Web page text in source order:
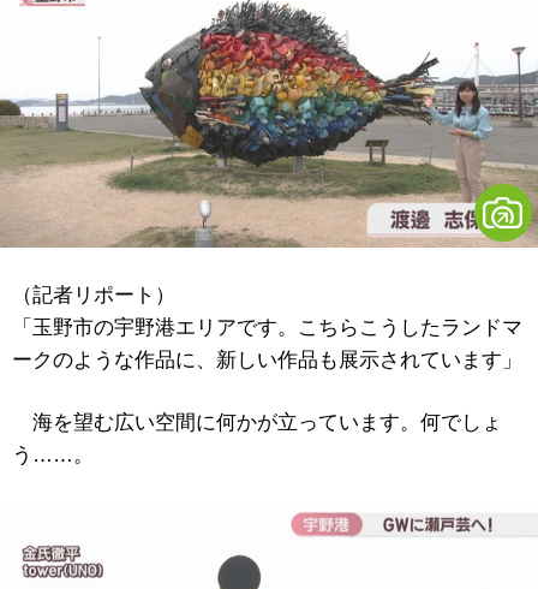
（記者リポート）
「玉野市の宇野港エリアです。こちらこうしたランドマ
ークのような作品に、新しい作品も展示されています」
海を望む広い空間に何かが立っています。何でしょ
う……。